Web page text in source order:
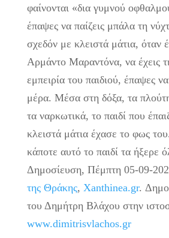
φαίνονται «δια γυμνού
έπαψες να παίζεις μπάλα τη
σχεδόν με κλειστά μάτια, όταν
Αρμάντο Μαραντόνα, να έχεις
εμπειρία του παιδιού, έπαψες
μέρα. Μέσα στη δόξα, τα
τα ναρκωτικά, το παιδί που
κλειστά μάτια έχασε το φως
κάποτε αυτό το παιδί τα ήξερε
Δημοσίευση, Πέμπτη 05-09-
της Θράκης, Xanthinea.gr.
του Δημήτρη Βλάχου στην
www.dimitrisvlachos.gr